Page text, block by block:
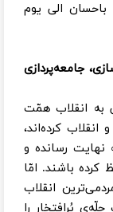
الی یوم
جامعه‌پردازی
به انقلاب همّت
کرده‌اند،
نهایت رسانده و
کرده باشند. امّا
انقلاب
پُرافتخار را